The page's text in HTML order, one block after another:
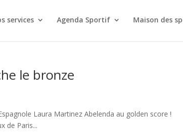
services Agenda Sportif Maison des
le bronze
Laura Martinez Abelenda au golden score !
de Paris...